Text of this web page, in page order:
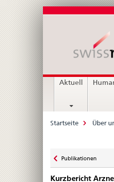
Aktuell
Breadcrumb
Startseite Über
zu
Publikationen
Kurzbericht